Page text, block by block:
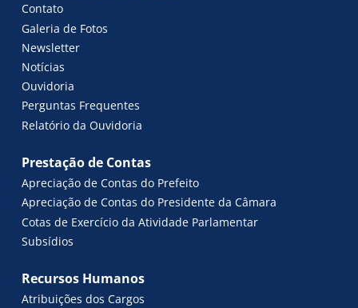
Contato
Galeria de Fotos
Newsletter
Notícias
Ouvidoria
Perguntas Frequentes
Relatório da Ouvidoria
Prestação de Contas
Apreciação de Contas do Prefeito
Apreciação de Contas do Presidente da Câmara
Cotas de Exercício da Atividade Parlamentar
Subsídios
Recursos Humanos
Atribuições dos Cargos